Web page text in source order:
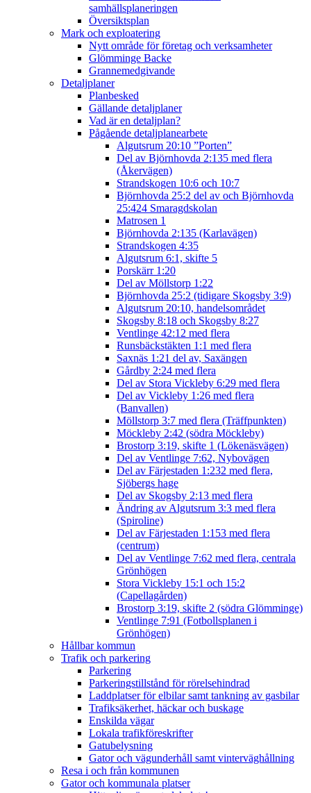
samhällsplaneringen
Översiktsplan
Mark och exploatering
Nytt område för företag och verksamheter
Glömminge Backe
Grannemedgivande
Detaljplaner
Planbesked
Gällande detaljplaner
Vad är en detaljplan?
Pågående detaljplanearbete
Algutsrum 20:10 ”Porten”
Del av Björnhovda 2:135 med flera
(Åkervägen)
Strandskogen 10:6 och 10:7
Björnhovda 25:2 del av och Björnhovda
25:424 Smaragdskolan
Matrosen 1
Björnhovda 2:135 (Karlavägen)
Strandskogen 4:35
Algutsrum 6:1, skifte 5
Porskärr 1:20
Del av Möllstorp 1:22
Björnhovda 25:2 (tidigare Skogsby 3:9)
Algutsrum 20:10, handelsområdet
Skogsby 8:18 och Skogsby 8:27
Ventlinge 42:12 med flera
Runsbäckstäkten 1:1 med flera
Saxnäs 1:21 del av, Saxängen
Gårdby 2:24 med flera
Del av Stora Vickleby 6:29 med flera
Del av Vickleby 1:26 med flera
(Banvallen)
Möllstorp 3:7 med flera (Träffpunkten)
Möckleby 2:42 (södra Möckleby)
Brostorp 3:19, skifte 1 (Lökenäsvägen)
Del av Ventlinge 7:62, Nybovägen
Del av Färjestaden 1:232 med flera,
Sjöbergs hage
Del av Skogsby 2:13 med flera
Ändring av Algutsrum 3:3 med flera
(Spiroline)
Del av Färjestaden 1:153 med flera
(centrum)
Del av Ventlinge 7:62 med flera, centrala
Grönhögen
Stora Vickleby 15:1 och 15:2
(Capellagården)
Brostorp 3:19, skifte 2 (södra Glömminge)
Ventlinge 7:91 (Fotbollsplanen i
Grönhögen)
Hållbar kommun
Trafik och parkering
Parkering
Parkeringstillstånd för rörelsehindrad
Laddplatser för elbilar samt tankning av gasbilar
Trafiksäkerhet, häckar och buskage
Enskilda vägar
Lokala trafikföreskrifter
Gatubelysning
Gator och vägunderhåll samt vinterväghållning
Resa i och från kommunen
Gator och kommunala platser